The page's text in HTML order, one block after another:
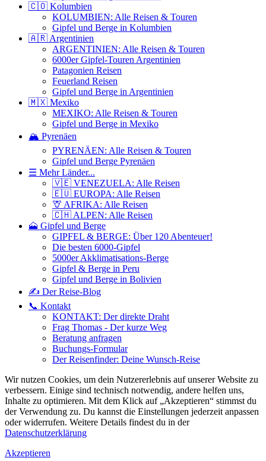
🇨🇴 Kolumbien
KOLUMBIEN: Alle Reisen & Touren
Gipfel und Berge in Kolumbien
🇦🇷 Argentinien
ARGENTINIEN: Alle Reisen & Touren
6000er Gipfel-Touren Argentinien
Patagonien Reisen
Feuerland Reisen
Gipfel und Berge in Argentinien
🇲🇽 Mexiko
MEXIKO: Alle Reisen & Touren
Gipfel und Berge in Mexiko
🏔️ Pyrenäen
PYRENÄEN: Alle Reisen & Touren
Gipfel und Berge Pyrenäen
☰ Mehr Länder...
🇻🇪 VENEZUELA: Alle Reisen
🇪🇺 EUROPA: Alle Reisen
🦒 AFRIKA: Alle Reisen
🇨🇭 ALPEN: Alle Reisen
🗻 Gipfel und Berge
GIPFEL & BERGE: Über 120 Abenteuer!
Die besten 6000-Gipfel
5000er Akklimatisations-Berge
Gipfel & Berge in Peru
Gipfel und Berge in Bolivien
✍️ Der Reise-Blog
📞 Kontakt
KONTAKT: Der direkte Draht
Frag Thomas - Der kurze Weg
Beratung anfragen
Buchungs-Formular
Der Reisenfinder: Deine Wunsch-Reise
Wir nutzen Cookies, um dein Nutzererlebnis auf unserer Website zu
verbessern. Einige sind technisch notwendig, andere helfen uns,
Inhalte zu optimieren. Mit dem Klick auf „Akzeptieren“ stimmst du
der Verwendung zu. Du kannst die Einstellungen jederzeit anpassen
oder widerrufen. Weitere Details findest du in der
Datenschutzerklärung
Akzeptieren